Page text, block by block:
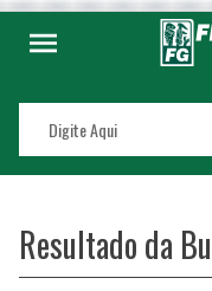
Resultado da